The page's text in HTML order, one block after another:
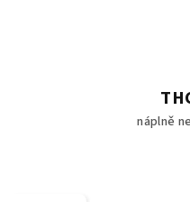
náplně